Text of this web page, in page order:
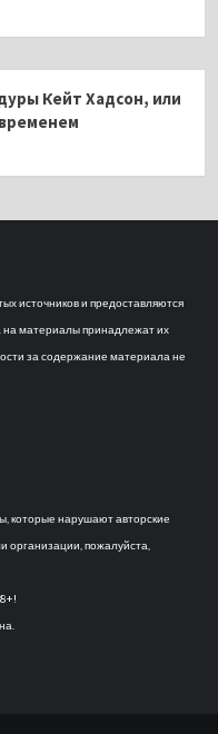
Кейт Хадсон, или
источников и предоставляются
на материалы принадлежат их
за содержание материала не
которые нарушают авторские
пожалуйста,